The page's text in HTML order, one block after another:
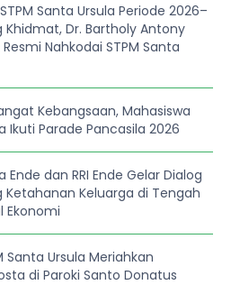
Santa Ursula Periode 2026–
Khidmat, Dr. Bartholy Antony
Nahkodai STPM Santa
Kebangsaan, Mahasiswa
Ikuti Parade Pancasila 2026
Ende dan RRI Ende Gelar Dialog
Keluarga di Tengah
Ekonomi
Santa Ursula Meriahkan
di Paroki Santo Donatus